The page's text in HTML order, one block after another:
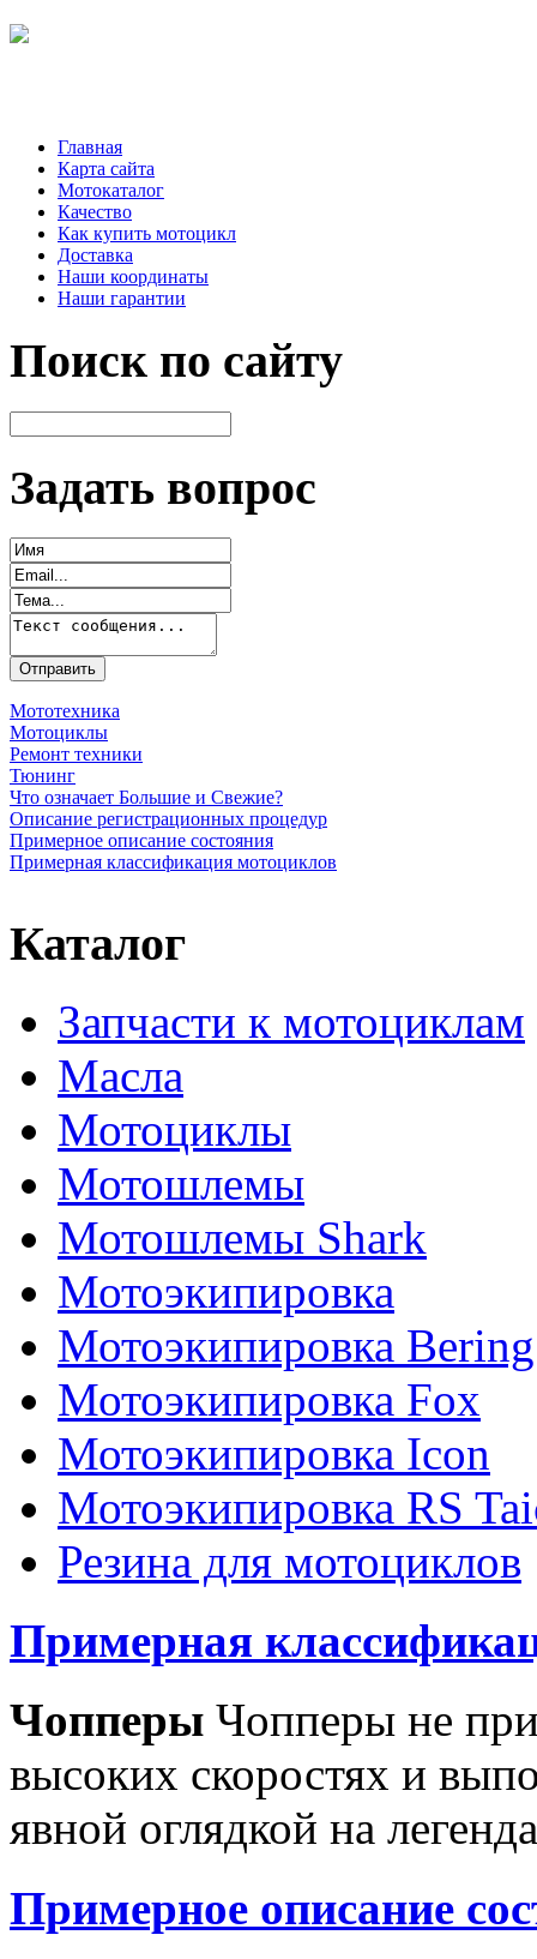
Главная
Карта сайта
Мотокаталог
Качество
Как купить мотоцикл
Доставка
Наши координаты
Наши гарантии
Поиск по сайту
Задать вопрос
Мототехника
Мотоциклы
Ремонт техники
Тюнинг
Что означает Большие и Свежие?
Описание регистрационных процедур
Примерное описание состояния
Примерная классификация мотоциклов
Каталог
Запчасти к мотоциклам
Масла
Мотоциклы
Мотошлемы
Мотошлемы Shark
Мотоэкипировка
Мотоэкипировка Bering
Мотоэкипировка Fox
Мотоэкипировка Icon
Мотоэкипировка RS
Резина для мотоциклов
Примерная
Чопперы Чопперы не
высоких скоростях и
явной оглядкой на
Примерное описание